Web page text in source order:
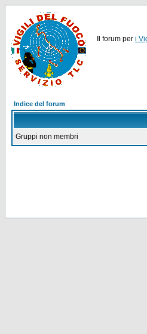
Il forum per i
Indice del forum
Gruppi non membri